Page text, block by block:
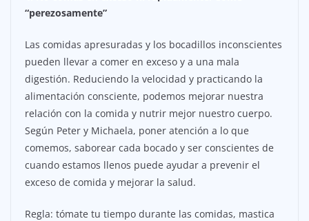
“perezosamente”
Las comidas apresuradas y los bocadillos inconscientes
pueden llevar a comer en exceso y a una mala
digestión. Reduciendo la velocidad y practicando la
alimentación consciente, podemos mejorar nuestra
relación con la comida y nutrir mejor nuestro cuerpo.
Según Peter y Michaela, poner atención a lo que
comemos, saborear cada bocado y ser conscientes de
cuando estamos llenos puede ayudar a prevenir el
exceso de comida y mejorar la salud.
Regla: tómate tu tiempo durante las comidas, mastica